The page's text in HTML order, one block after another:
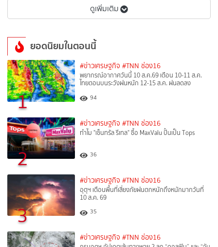
ดูเพิ่มเติม
ยอดนิยมในตอนนี้
1
#ข่าวเศรษฐกิจ #TNN ช่อง16
พยากรณ์อากาศวันนี้ 10 ส.ค.69 เตือน 10-11 ส.ค.
ไทยตอนบนระวังฝนหนัก 12-15 ส.ค. ฝนลดลง
94
2
#ข่าวเศรษฐกิจ #TNN ช่อง16
ทำไม "เซ็นทรัล รีเทล" ซื้อ MaxValu ปั้นเป็น Tops
36
3
#ข่าวเศรษฐกิจ #TNN ช่อง16
อุตุฯ เตือนพื้นที่เสี่ยงภัยฝนตกหนักถึงหนักมากวันที่
10 ส.ค. 69
35
#ข่าวเศรษฐกิจ #TNN ช่อง16